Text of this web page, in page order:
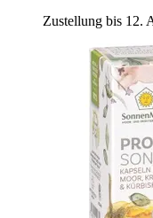
Zustellung bis 12.